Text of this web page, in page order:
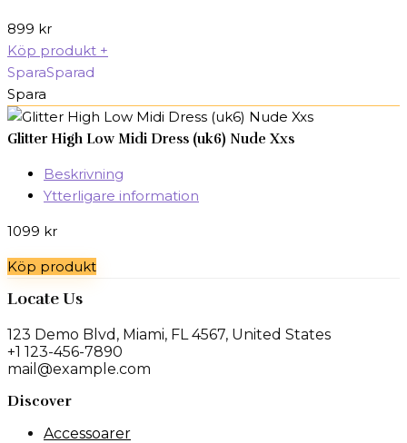
899 kr
Köp produkt +
SparaSparad
Spara
Glitter High Low Midi Dress (uk6) Nude Xxs
Beskrivning
Ytterligare information
1099 kr
Köp produkt
Locate Us
123 Demo Blvd, Miami, FL 4567, United States
+1 123-456-7890
mail@example.com
Discover
Accessoarer